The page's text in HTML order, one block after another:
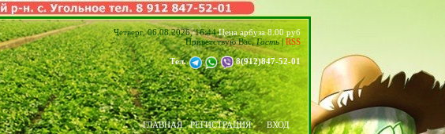
Четверг, 06.08.2026, 16:44Цена арбуза 8.00 руб
Приветствую Вас,Гость| RSS
Тел. 8(912)847-52-01
ГЛАВНАЯ РЕГИСТРАЦИЯ ВХОД